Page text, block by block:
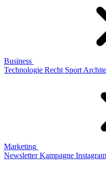
Business
Technologie Recht Sport
Marketing
Newsletter Kampagne Instagram